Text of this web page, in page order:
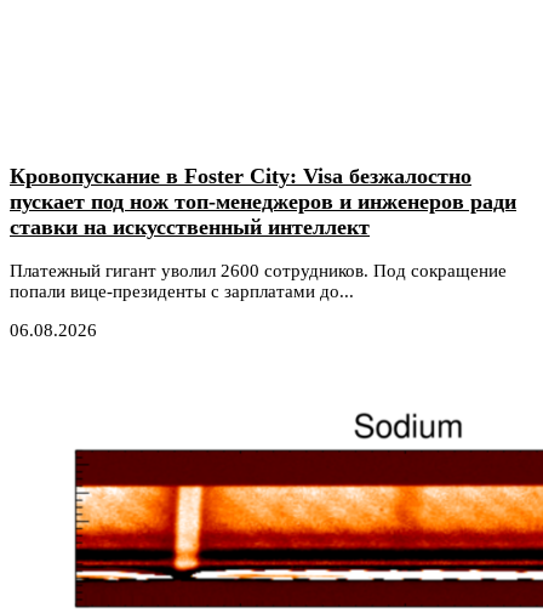
Кровопускание в Foster City: Visa безжалостно
пускает под нож топ-менеджеров и инженеров ради
ставки на искусственный интеллект
Платежный гигант уволил 2600 сотрудников. Под сокращение
попали вице-президенты с зарплатами до...
06.08.2026